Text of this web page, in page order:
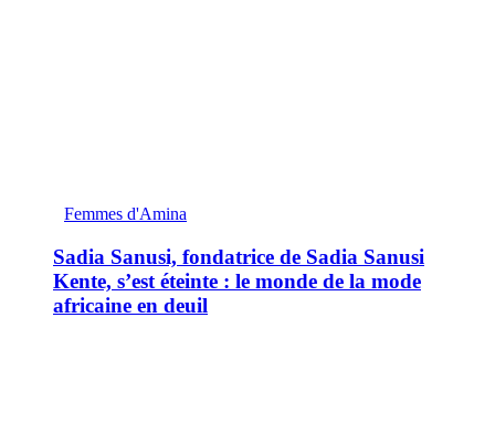
Femmes d'Amina
Sadia Sanusi, fondatrice de Sadia Sanusi
Kente, s’est éteinte : le monde de la mode
africaine en deuil